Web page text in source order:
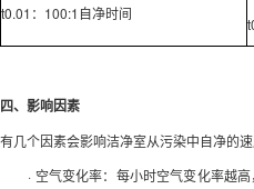
t0.01：100:1自净时间
四、影响因素
有几个因素会影响洁净室从污染中自净的速
· 空气变化率：每小时空气变化率越高